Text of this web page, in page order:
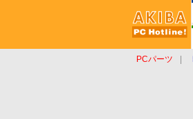
PCパーツ